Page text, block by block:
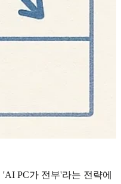
PC가 전부'라는 전략에